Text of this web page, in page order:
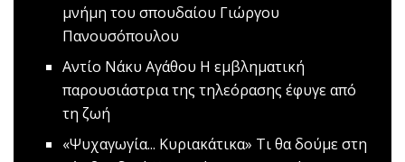
μνήμη του σπουδαίου Γιώργου
Πανουσόπουλου
Αντίο Νάκυ Αγάθου Η εμβληματική
παρουσιάστρια της τηλεόρασης έφυγε από
τη ζωή
«Ψυχαγωγία... Κυριακάτικα» Tι θα δούμε στη